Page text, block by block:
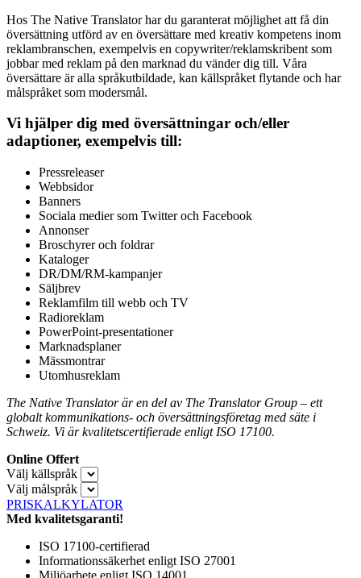
Hos The Native Translator har du garanterat möjlighet att få din
översättning utförd av en översättare med kreativ kompetens inom
reklambranschen, exempelvis en copywriter/reklamskribent som
jobbar med reklam på den marknad du vänder dig till. Våra
översättare är alla språkutbildade, kan källspråket flytande och har
målspråket som modersmål.
Vi hjälper dig med översättningar och/eller
adaptioner, exempelvis till:
Pressreleaser
Webbsidor
Banners
Sociala medier som Twitter och Facebook
Annonser
Broschyrer och foldrar
Kataloger
DR/DM/RM-kampanjer
Säljbrev
Reklamfilm till webb och TV
Radioreklam
PowerPoint-presentationer
Marknadsplaner
Mässmontrar
Utomhusreklam
The Native Translator är en del av The Translator Group – ett
globalt kommunikations- och översättningsföretag med säte i
Schweiz. Vi är kvalitetscertifierade enligt ISO 17100.
Online Offert
Välj källspråk
Välj målspråk
PRISKALKYLATOR
Med kvalitetsgaranti!
ISO 17100-certifierad
Informationssäkerhet enligt ISO 27001